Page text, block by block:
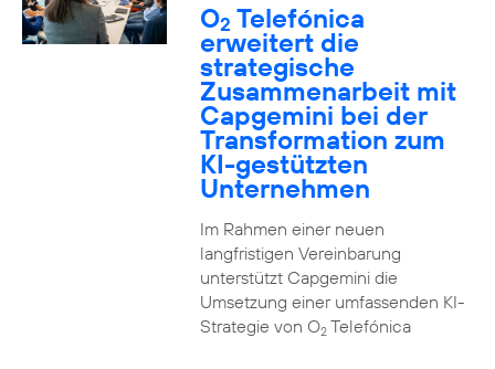
O2 Telefónica
erweitert die
strategische
Zusammenarbeit mit
Capgemini bei der
Transformation zum
KI-gestützten
Unternehmen
Im Rahmen einer neuen
langfristigen Vereinbarung
unterstützt Capgemini die
Umsetzung einer umfassenden KI-
Strategie von O2Telefónica